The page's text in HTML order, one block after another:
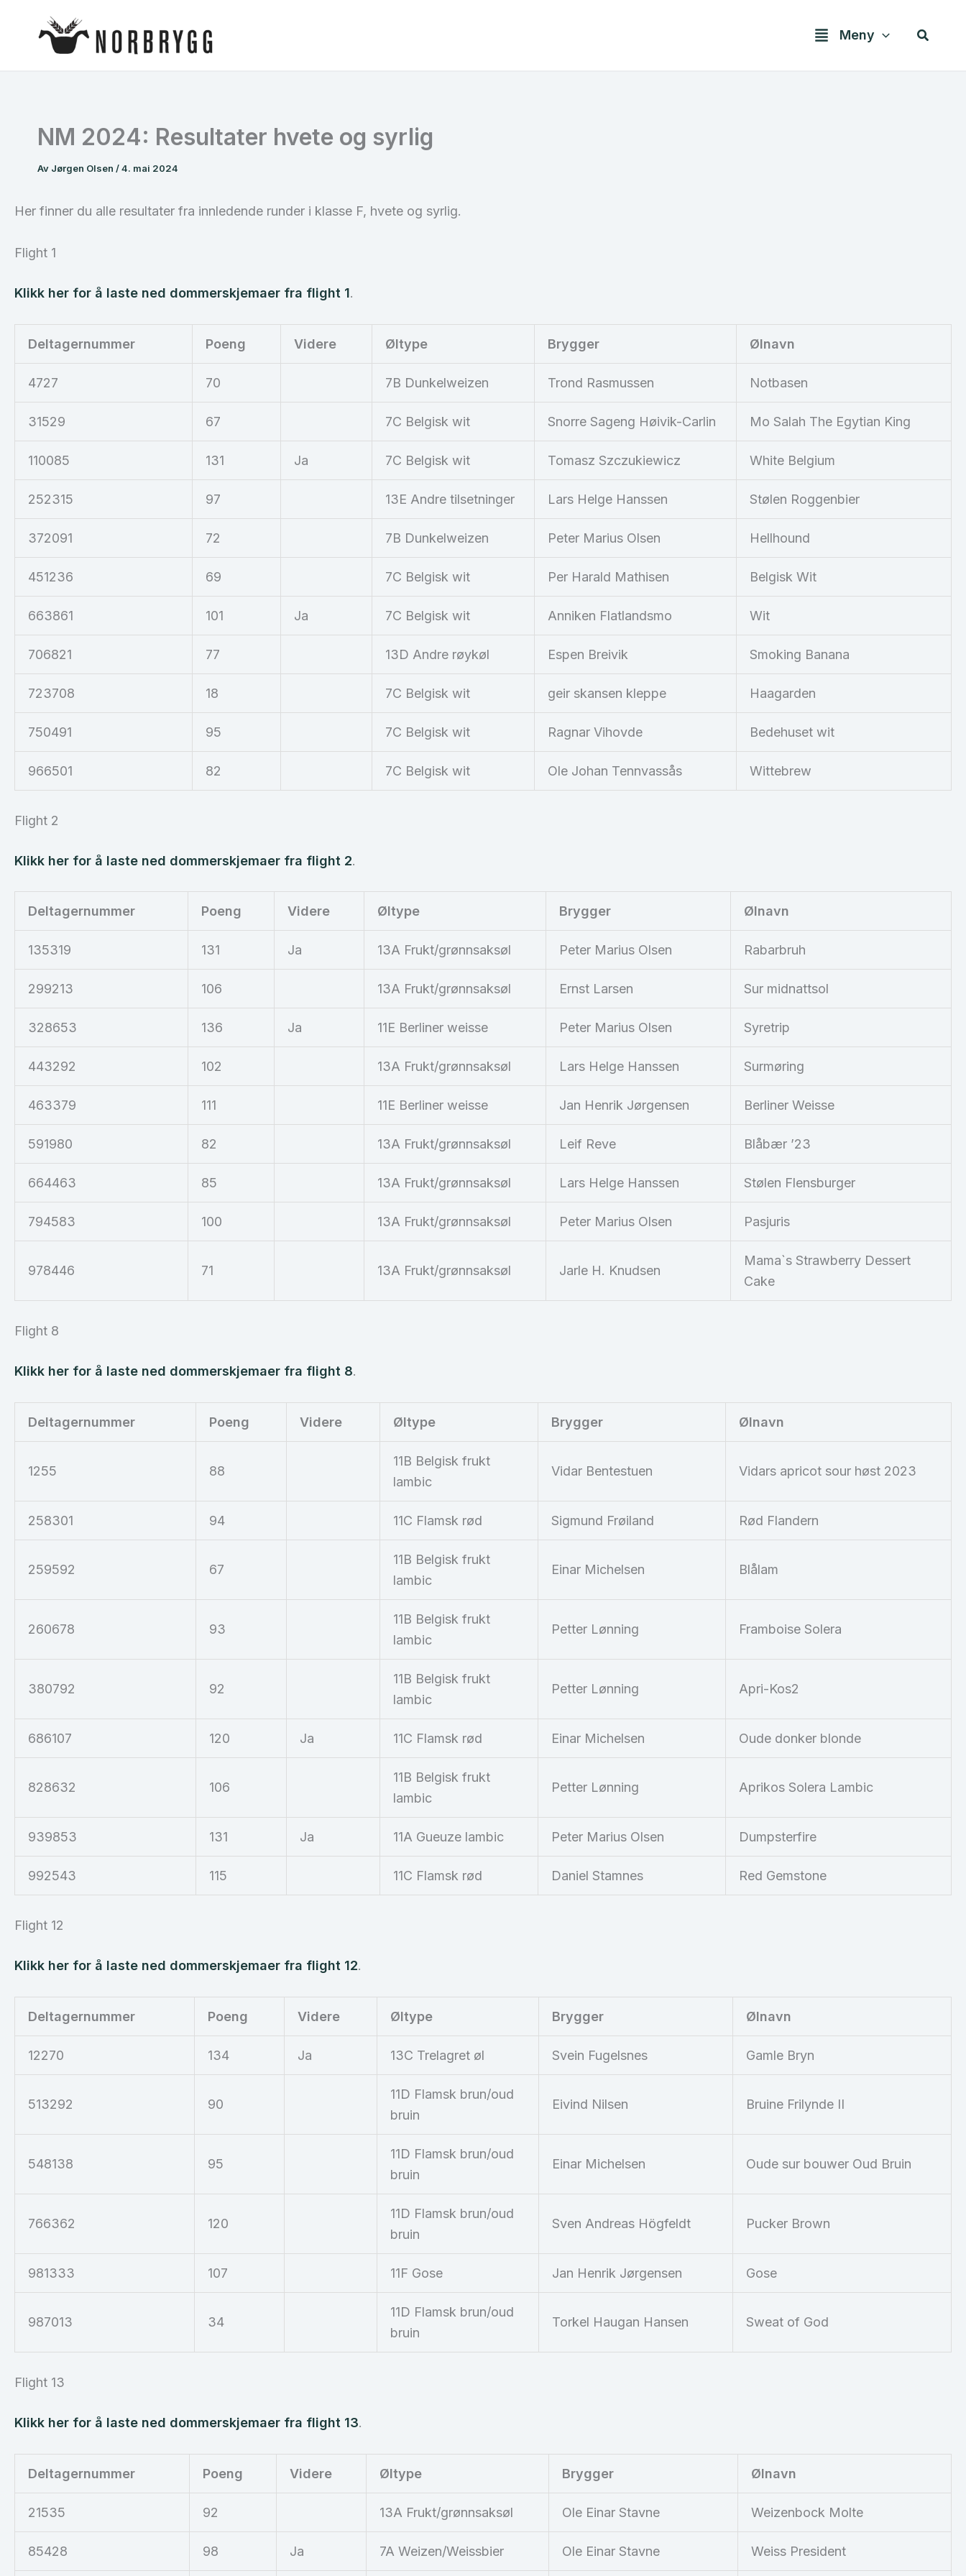
Meny Søk
NM 2024: Resultater hvete og syrlig
Av Jørgen Olsen /4. mai 2024
Her finner du alle resultater fra innledende runder i klasse F, hvete og syrlig.
Flight 1
Klikk her for å laste ned dommerskjemaer fra flight 1.
Deltagernummer Poeng Videre Øltype Brygger Ølnavn
4727 70 7B Dunkelweizen Trond Rasmussen Notbasen
31529 67 7C Belgisk wit Snorre Sageng Høivik-Carlin Mo Salah The Egytian King
110085 131 Ja 7C Belgisk wit Tomasz Szczukiewicz White Belgium
252315 97 13E Andre tilsetninger Lars Helge Hanssen Stølen Roggenbier
372091 72 7B Dunkelweizen Peter Marius Olsen Hellhound
451236 69 7C Belgisk wit Per Harald Mathisen Belgisk Wit
663861 101 Ja 7C Belgisk wit Anniken Flatlandsmo Wit
706821 77 13D Andre røykøl Espen Breivik Smoking Banana
723708 18 7C Belgisk wit geir skansen kleppe Haagarden
750491 95 7C Belgisk wit Ragnar Vihovde Bedehuset wit
966501 82 7C Belgisk wit Ole Johan Tennvassås Wittebrew
Flight 2
Klikk her for å laste ned dommerskjemaer fra flight 2.
Deltagernummer Poeng Videre Øltype Brygger Ølnavn
135319 131 Ja 13A Frukt/grønnsaksøl Peter Marius Olsen Rabarbruh
299213 106 13A Frukt/grønnsaksøl Ernst Larsen Sur midnattsol
328653 136 Ja 11E Berliner weisse Peter Marius Olsen Syretrip
443292 102 13A Frukt/grønnsaksøl Lars Helge Hanssen Surmøring
463379 111 11E Berliner weisse Jan Henrik Jørgensen Berliner Weisse
591980 82 13A Frukt/grønnsaksøl Leif Reve Blåbær ’23
664463 85 13A Frukt/grønnsaksøl Lars Helge Hanssen Stølen Flensburger
794583 100 13A Frukt/grønnsaksøl Peter Marius Olsen Pasjuris
978446 71 13A Frukt/grønnsaksøl Jarle H. Knudsen
Mama`s Strawberry Dessert
Cake
Flight 8
Klikk her for å laste ned dommerskjemaer fra flight 8.
Deltagernummer Poeng Videre Øltype Brygger Ølnavn
1255 88
11B Belgisk frukt
lambic
Vidar Bentestuen Vidars apricot sour høst 2023
258301 94 11C Flamsk rød Sigmund Frøiland Rød Flandern
259592 67
11B Belgisk frukt
lambic
Einar Michelsen Blålam
260678 93
11B Belgisk frukt
lambic
Petter Lønning Framboise Solera
380792 92
11B Belgisk frukt
lambic
Petter Lønning Apri-Kos2
686107 120 Ja 11C Flamsk rød Einar Michelsen Oude donker blonde
828632 106
11B Belgisk frukt
lambic
Petter Lønning Aprikos Solera Lambic
939853 131 Ja 11A Gueuze lambic Peter Marius Olsen Dumpsterfire
992543 115 11C Flamsk rød Daniel Stamnes Red Gemstone
Flight 12
Klikk her for å laste ned dommerskjemaer fra flight 12.
Deltagernummer Poeng Videre Øltype Brygger Ølnavn
12270 134 Ja 13C Trelagret øl Svein Fugelsnes Gamle Bryn
513292 90
11D Flamsk brun/oud
bruin
Eivind Nilsen Bruine Frilynde II
548138 95
11D Flamsk brun/oud
bruin
Einar Michelsen Oude sur bouwer Oud Bruin
766362 120
11D Flamsk brun/oud
bruin
Sven Andreas Högfeldt Pucker Brown
981333 107 11F Gose Jan Henrik Jørgensen Gose
987013 34
11D Flamsk brun/oud
bruin
Torkel Haugan Hansen Sweat of God
Flight 13
Klikk her for å laste ned dommerskjemaer fra flight 13.
Deltagernummer Poeng Videre Øltype Brygger Ølnavn
21535 92 13A Frukt/grønnsaksøl Ole Einar Stavne Weizenbock Molte
85428 98 Ja 7A Weizen/Weissbier Ole Einar Stavne Weiss President